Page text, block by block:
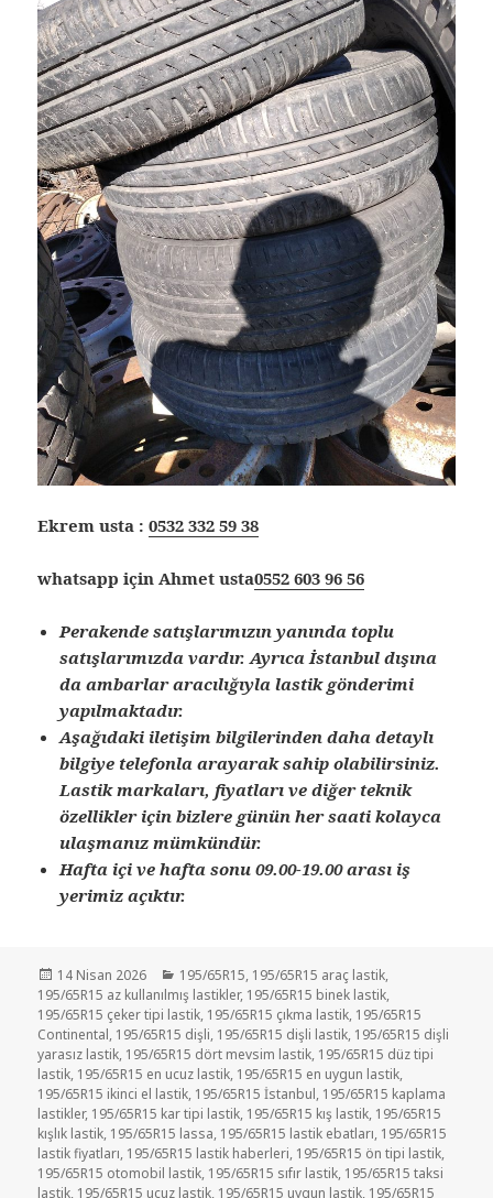
Ekrem usta :0532 332 59 38
whatsapp için Ahmet usta0552 603 96 56
Perakende satışlarımızın yanında toplu
satışlarımızda vardır. Ayrıca İstanbul dışına
da ambarlar aracılığıyla lastik gönderimi
yapılmaktadır.
Aşağıdaki iletişim bilgilerinden daha detaylı
bilgiye telefonla arayarak sahip olabilirsiniz.
Lastik markaları, fiyatları ve diğer teknik
özellikler için bizlere günün her saati kolayca
ulaşmanız mümkündür.
Hafta içi ve hafta sonu 09.00-19.00 arası iş
yerimiz açıktır.
Yayın
tarihi
14 Nisan 2026 Kategoriler
195/65R15, 195/65R15 araç lastik,
195/65R15 az kullanılmış lastikler, 195/65R15 binek lastik,
195/65R15 çeker tipi lastik, 195/65R15 çıkma lastik, 195/65R15
Continental, 195/65R15 dişli, 195/65R15 dişli lastik, 195/65R15 dişli
yarasız lastik, 195/65R15 dört mevsim lastik, 195/65R15 düz tipi
lastik, 195/65R15 en ucuz lastik, 195/65R15 en uygun lastik,
195/65R15 ikinci el lastik, 195/65R15 İstanbul, 195/65R15 kaplama
lastikler, 195/65R15 kar tipi lastik, 195/65R15 kış lastik, 195/65R15
kışlık lastik, 195/65R15 lassa, 195/65R15 lastik ebatları, 195/65R15
lastik fiyatları, 195/65R15 lastik haberleri, 195/65R15 ön tipi lastik,
195/65R15 otomobil lastik, 195/65R15 sıfır lastik, 195/65R15 taksi
lastik, 195/65R15 ucuz lastik, 195/65R15 uygun lastik, 195/65R15